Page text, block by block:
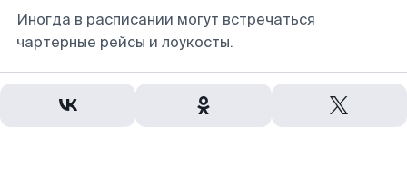
Иногда в расписании могут встречаться
чартерные рейсы и лоукосты.